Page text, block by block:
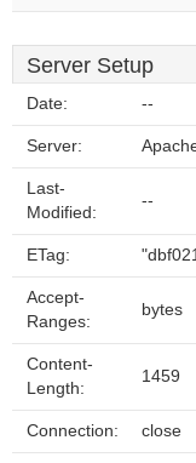
Server Setup
Date: --
Server:
Last-
Modified:
--
ETag:
Accept-
Ranges:
bytes
Content-
Length:
1459
Connection: close